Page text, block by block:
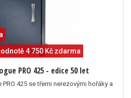
4 750 Kč zdarma
PRO 425 - edice 50 let
425 se třemi nerezovými hořáky a